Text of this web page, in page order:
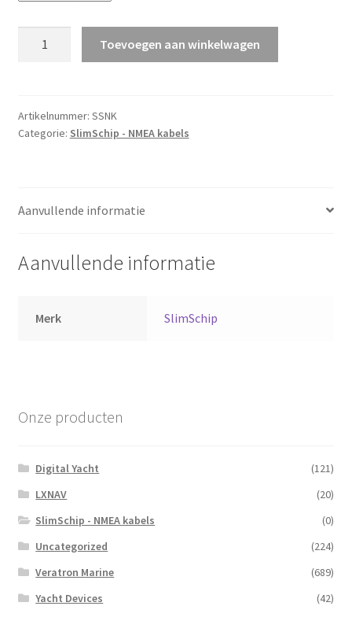
Toevoegen aan winkelwagen
Artikelnummer: SSNK
Categorie: SlimSchip - NMEA kabels
Aanvullende informatie
Aanvullende informatie
Merk SlimSchip
Onze producten
Digital Yacht
(121)
LXNAV
(20)
SlimSchip - NMEA kabels
(0)
Uncategorized
(224)
Veratron Marine
(689)
Yacht Devices
(42)